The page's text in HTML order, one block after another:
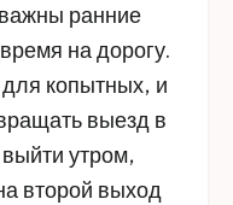
ранние
на дорогу.
копытных, и
выезд в
утром,
второй выход